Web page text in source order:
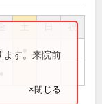
祝
●ます。来院前
×閉じる